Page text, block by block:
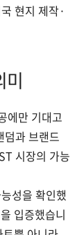
현지 제작·
미
에만 기대고
덤과 브랜드
시장의 가능
성을 확인했
입증했습니